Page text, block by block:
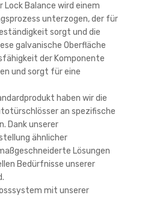
Lock Balance wird einem
unterzogen, der für
sorgt und die
galvanische Oberfläche
der Komponente
und sorgt für eine
haben wir die
an spezifische
Dank unserer
ähnlicher
Lösungen
Bedürfnisse unserer
mit unserer